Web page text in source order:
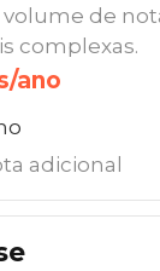
de
complexas.
ano
adicional